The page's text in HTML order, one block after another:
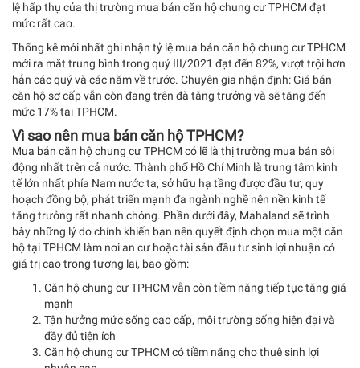
lệ hấp thụ của thị trường mua bán căn hộ chung cư TPHCM đạt
mức rất cao.
Thống kê mới nhất ghi nhận tỷ lệ mua bán căn hộ chung cư TPHCM
mới ra mắt trung bình trong quý III/2021 đạt đến 82%, vượt trội hơn
hẳn các quý và các năm về trước. Chuyên gia nhận định: Giá bán
căn hộ sơ cấp vẫn còn đang trên đà tăng trưởng và sẽ tăng đến
mức 17% tại TPHCM.
Vì sao nên mua bán căn hộ TPHCM?
Mua bán căn hộ chung cư TPHCM có lẽ là thị trường mua bán sôi
động nhất trên cả nước. Thành phố Hồ Chí Minh là trung tâm kinh
tế lớn nhất phía Nam nước ta, sở hữu hạ tầng được đầu tư, quy
hoạch đồng bộ, phát triển mạnh đa ngành nghề nên nền kinh tế
tăng trưởng rất nhanh chóng. Phần dưới đây, Mahaland sẽ trình
bày những lý do chính khiến bạn nên quyết định chọn mua một căn
hộ tại TPHCM làm nơi an cư hoặc tài sản đầu tư sinh lợi nhuận có
giá trị cao trong tương lai, bao gồm:
Căn hộ chung cư TPHCM vẫn còn tiềm năng tiếp tục tăng giá
mạnh
Tận hưởng mức sống cao cấp, môi trường sống hiện đại và
đầy đủ tiện ích
Căn hộ chung cư TPHCM có tiềm năng cho thuê sinh lợi